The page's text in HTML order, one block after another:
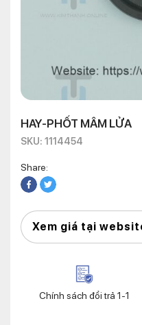
HAY-PHỐT MÂM LỬA
SKU: 1114454
Share:
Xem giá tại
Chính sách đổi trả 1-1